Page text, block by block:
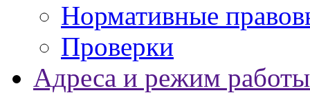
Нормативные
Проверки
Адреса и режим работы